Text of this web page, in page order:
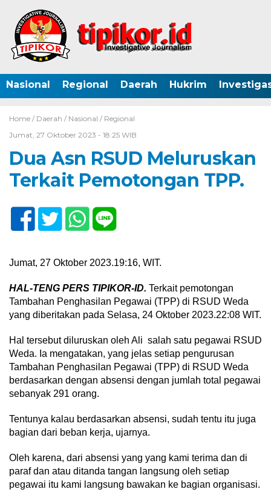
Nasional Regional Daerah Hukrim
Home / Daerah / Nasional / Regional
Jumat, 27 Oktober 2023 - 18:25 WIB
Dua Asn RSUD Meluruskan
Terkait Pemotongan TPP.
Jumat, 27 Oktober 2023.19:16, WIT.
HAL-TENG PERS TIPIKOR-ID. Terkait pemotongan
Tambahan Penghasilan Pegawai (TPP) di RSUD Weda
yang diberitakan pada Selasa, 24 Oktober 2023.22:08 WIT.
Hal tersebut diluruskan oleh Ali salah satu pegawai RSUD
Weda. Ia mengatakan, yang jelas setiap pengurusan
Tambahan Penghasilan Pegawai (TPP) di RSUD Weda
berdasarkan dengan absensi dengan jumlah total pegawai
sebanyak 291 orang.
Tentunya kalau berdasarkan absensi, sudah tentu itu juga
bagian dari beban kerja, ujarnya.
Oleh karena, dari absensi yang yang kami terima dan di
paraf dan atau ditanda tangan langsung oleh setiap
pegawai itu kami langsung bawakan ke bagian organisasi.